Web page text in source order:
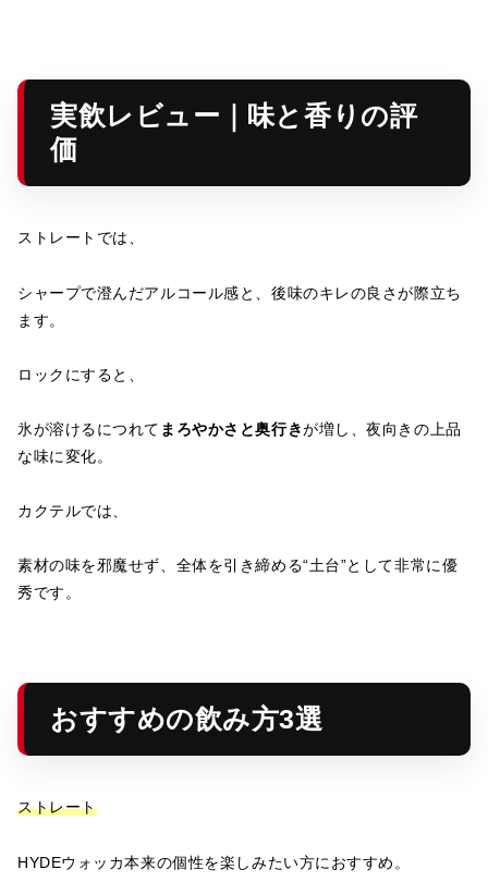
実飲レビュー｜味と香りの評
価
ストレートでは、
シャープで澄んだアルコール感と、後味のキレの良さが際立ち
ます。
ロックにすると、
氷が溶けるにつれて まろやかさと奥行きが増し、夜向きの上品
な味に変化。
カクテルでは、
素材の味を邪魔せず、全体を引き締める“土台”として非常に優
秀です。
おすすめの飲み方3選
ストレート
HYDEウォッカ本来の個性を楽しみたい方におすすめ。